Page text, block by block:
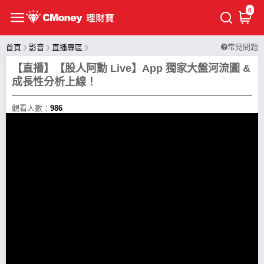
0
首頁 影音 直播專區 常見問題
【直播】【股人阿勳 Live】App 獨家大盤河流圖 &
成長性分析上線！
觀看人數： 986